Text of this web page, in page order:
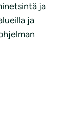
ja
ja